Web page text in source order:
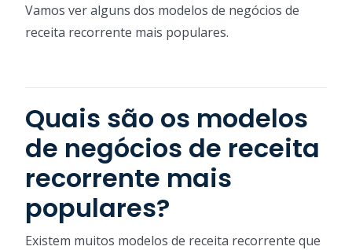
Vamos ver alguns dos modelos de negócios de
receita recorrente mais populares.
Quais são os modelos
de negócios de receita
recorrente mais
populares?
Existem muitos modelos de receita recorrente que